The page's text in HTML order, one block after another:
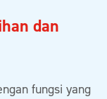
dan
fungsi yang